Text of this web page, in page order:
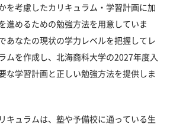
を考慮したカリキュラム・学習計画に加
進めるための勉強方法を用意していま
あなたの現状の学力レベルを把握してレ
ムを作成し、北海商科大学の2027年度入
な学習計画と正しい勉強方法を提供しま
キュラムは、塾や予備校に通っている生